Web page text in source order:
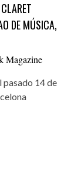
DE MÚSICA,
Magazine
14 de